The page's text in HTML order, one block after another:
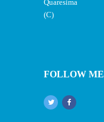
FOLLOW ME